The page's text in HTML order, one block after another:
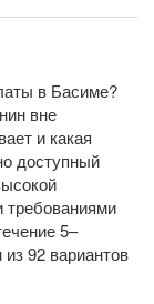
в Басиме?
вне
и какая
доступный
5–
92 вариантов